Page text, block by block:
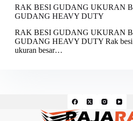
RAK BESI GUDANG UKURAN
GUDANG HEAVY DUTY
RAK BESI GUDANG UKURAN
GUDANG HEAVY DUTY Rak besi
ukuran besar…